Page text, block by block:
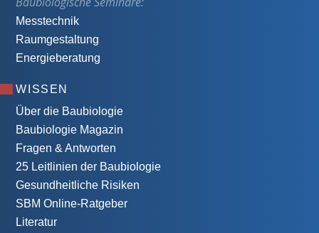
Messtechnik
Raumgestaltung
Energieberatung
WISSEN
Über die Baubiologie
Baubiologie Magazin
Fragen & Antworten
25 Leitlinien der Baubiologie
Gesundheitliche Risiken
SBM Online-Ratgeber
Literatur